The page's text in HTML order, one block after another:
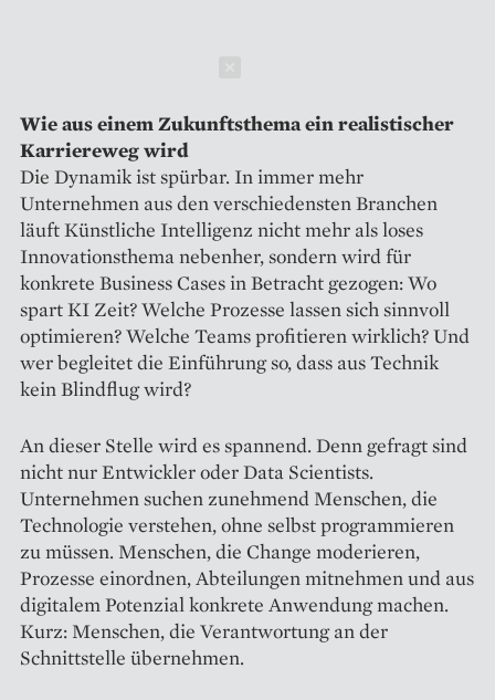
Wie aus einem Zukunftsthema ein realistischer
Karriereweg wird
Die Dynamik ist spürbar. In immer mehr
Unternehmen aus den verschiedensten Branchen
läuft Künstliche Intelligenz nicht mehr als loses
Innovationsthema nebenher, sondern wird für
konkrete Business Cases in Betracht gezogen: Wo
spart KI Zeit? Welche Prozesse lassen sich sinnvoll
optimieren? Welche Teams profitieren wirklich? Und
wer begleitet die Einführung so, dass aus Technik
kein Blindflug wird?
An dieser Stelle wird es spannend. Denn gefragt sind
nicht nur Entwickler oder Data Scientists.
Unternehmen suchen zunehmend Menschen, die
Technologie verstehen, ohne selbst programmieren
zu müssen. Menschen, die Change moderieren,
Prozesse einordnen, Abteilungen mitnehmen und aus
digitalem Potenzial konkrete Anwendung machen.
Kurz: Menschen, die Verantwortung an der
Schnittstelle übernehmen.